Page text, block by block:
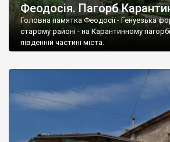
Феодосія. Пагорб
Головна памятка Феодосії - Генуезька
старому районі - на Карантинному
південній частині міста.